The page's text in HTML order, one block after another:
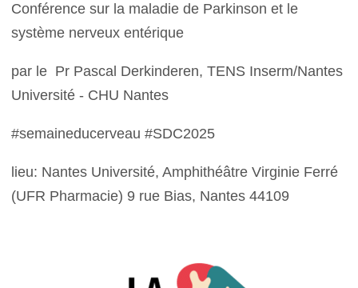
Conférence sur la maladie de Parkinson et le
système nerveux entérique
par le Pr Pascal Derkinderen, TENS Inserm/Nantes
Université - CHU Nantes
#semaineducerveau #SDC2025
lieu: Nantes Université, Amphithéâtre Virginie Ferré
(UFR Pharmacie) 9 rue Bias, Nantes 44109